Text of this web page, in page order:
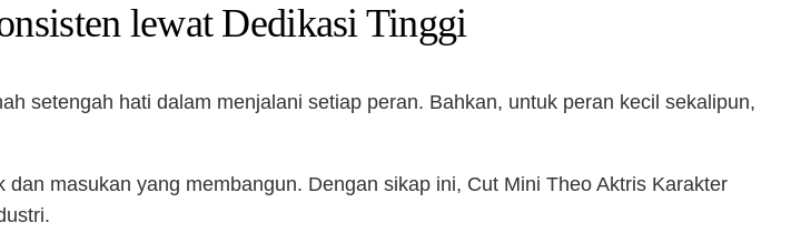
lewat Dedikasi Tinggi
setengah hati dalam menjalani setiap peran. Bahkan, untuk peran kecil sekalipun,
masukan yang membangun. Dengan sikap ini, Cut Mini Theo Aktris Karakter